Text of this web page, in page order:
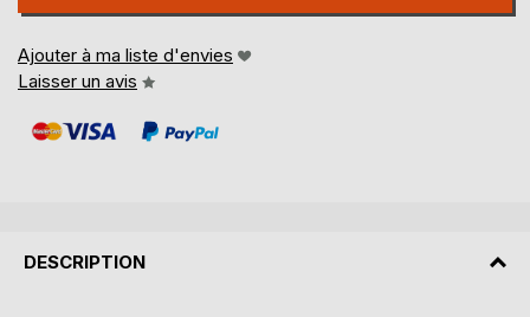
Ajouter à ma liste d'envies
Laisser un avis
DESCRIPTION